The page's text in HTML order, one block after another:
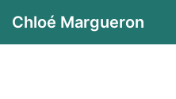
auChloé Margueron